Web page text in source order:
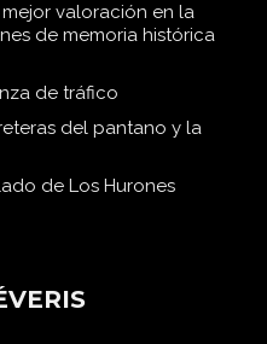
valoración en la
de memoria histórica
de tráfico
del pantano y la
de Los Hurones